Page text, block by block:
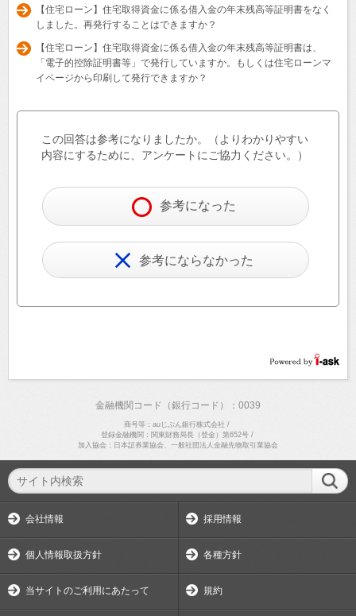
【住宅ローン】住宅取得資金に係る借入金の年末残高等証明書をなく
しました。再発行することはできますか？
【住宅ローン】住宅取得資金に係る借入金の年末残高等証明書は、
「電子的控除証明書等」で発行していますか。もしくは住宅ローンマ
イページから印刷して発行できますか？
この回答は参考になりましたか。（よりわかりやすい
内容にするために、アンケートにご協力ください。）
参考になった
参考にならなかった
金融機関コード（銀行コード）：0039
商号等：auじぶん銀行株式会社 /
登録金融機関：関東財務局長（登金）第652号/
加入協会：日本証券業協会、一般社団法人金融先物取引業協会
会社情報 採用情報
個人情報取扱方針 各種方針
当サイトのご利用にあたって 規約